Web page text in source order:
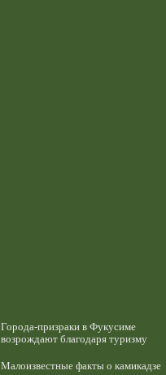
Города-призраки в Фукусиме
возрождают благодаря туризму
Малоизвестные факты о камикадзе